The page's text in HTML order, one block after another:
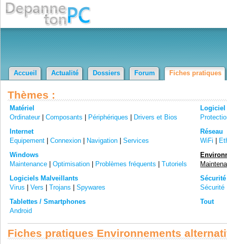
Accueil Actualité Dossiers Forum Fiches pratiques
Thèmes :
Matériel
Ordinateur| Composants Périphériques Drivers et Bios
Logiciel
Internet
Equipement| Connexion| Navigation| Services
Réseau
WiFi
Windows
Maintenance| Optimisation| Problèmes fréquents Tutoriels
Logiciels Malveillants
Virus
Vers Trojans Spywares
Sécurité
Tablettes / Smartphones
Android
Tout
Fiches pratiques Environnements